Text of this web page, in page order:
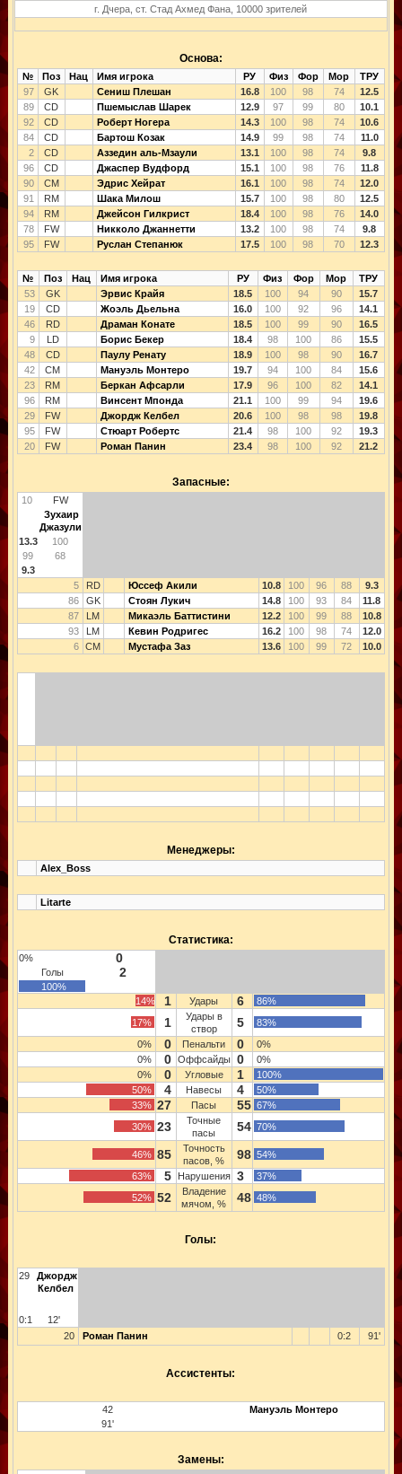
г. Дчера, ст. Стад Ахмед Фана, 10000 зрителей
Основа:
№ Поз Нац Имя игрока РУ Физ Фор Мор
ТРУ
97
GK Сениш Плешан 16.8 100 98 74
12.5
89
CD Пшемыслав Шарек 12.9 97 99 80
10.1
92
CD Роберт Ногера 14.3 100 98 74
10.6
84
CD Бартош Козак 14.9 99 98 74
11.0
2
CD Аззедин аль-Мзаули 13.1 100 98 74
9.8
96
CD Джаспер Вудфорд 15.1 100 98 76
11.8
90
CM Эдрис Хейрат 16.1 100 98 74
12.0
91
RM Шака Милош 15.7 100 98 80
12.5
94
RM Джейсон Гилкрист 18.4 100 98 76
14.0
78
FW Никколо Джаннетти 13.2 100 98 74
9.8
95
FW Руслан Степанюк 17.5 100 98 70 12.3
№ Поз Нац Имя игрока РУ Физ Фор Мор
ТРУ
53
GK Эрвис Крайя 18.5 100 94 90
15.7
19
CD Жоэль Дьельна 16.0 100 92 96
14.1
46
RD Драман Конате 18.5 100 99 90
16.5
9
LD Борис Бекер 18.4 98 100 86
15.5
48
CD Паулу Ренату 18.9 100 98 90
16.7
42
CM Мануэль Монтеро 19.7 94 100 84
15.6
23
RM Беркан Афсарли 17.9 96 100 82
14.1
96
RM Винсент Мпонда 21.1 100 99 94
19.6
29
FW Джордж Келбел 20.6 100 98 98
19.8
95
FW Стюарт Робертс 21.4 98 100 92
19.3
20
FW Роман Панин 23.4 98 100 92 21.2
Запасные:
10
FW
Зухаир
Джазули
13.3
100
99
68
9.3
5
RD Юссеф Акили 10.8 100 96 88
9.3
86
GK Стоян Лукич 14.8 100 93 84
11.8
87
LM Микаэль Баттистини 12.2 100 99 88
10.8
93
LM Кевин Родригес 16.2 100 98 74
12.0
6
CM Мустафа Заз 13.6 100 99 72 10.0
Менеджеры:
Alex_Boss
Litarte
Статистика:
0% 0
Голы 2
100%
14%
1 Удары 6
86%
17%
1
Удары в
створ
5
83%
0%
0 Пенальти 0
0%
0%
0 Оффсайды 0
0%
0%
0 Угловые 1
100%
50%
4 Навесы 4
50%
33% 27 Пасы 55 67%
30% 23
Точные
пасы
54 70%
46% 85
Точность
пасов, %
98 54%
63%
5 Нарушения 3
37%
52% 52
Владение
мячом, %
48 48%
Голы:
29
Джордж
Келбел
0:1
12'
20
Роман Панин 0:2 91'
Ассистенты:
42
Мануэль Монтеро
91'
Замены: